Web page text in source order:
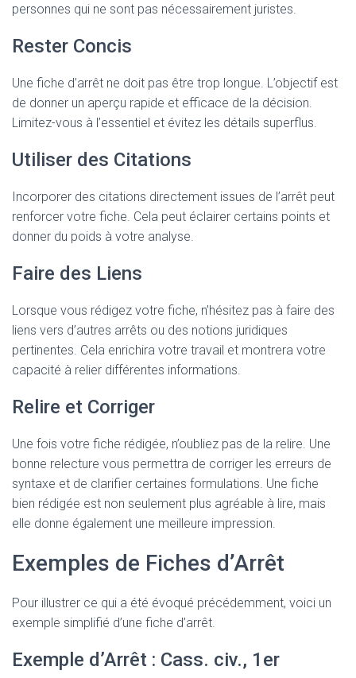
personnes qui ne sont pas nécessairement juristes.
Rester Concis
Une fiche d’arrêt ne doit pas être trop longue. L’objectif est
de donner un aperçu rapide et efficace de la décision.
Limitez-vous à l’essentiel et évitez les détails superflus.
Utiliser des Citations
Incorporer des citations directement issues de l’arrêt peut
renforcer votre fiche. Cela peut éclairer certains points et
donner du poids à votre analyse.
Faire des Liens
Lorsque vous rédigez votre fiche, n’hésitez pas à faire des
liens vers d’autres arrêts ou des notions juridiques
pertinentes. Cela enrichira votre travail et montrera votre
capacité à relier différentes informations.
Relire et Corriger
Une fois votre fiche rédigée, n’oubliez pas de la relire. Une
bonne relecture vous permettra de corriger les erreurs de
syntaxe et de clarifier certaines formulations. Une fiche
bien rédigée est non seulement plus agréable à lire, mais
elle donne également une meilleure impression.
Exemples de Fiches d’Arrêt
Pour illustrer ce qui a été évoqué précédemment, voici un
exemple simplifié d’une fiche d’arrêt.
Exemple d’Arrêt : Cass. civ., 1er